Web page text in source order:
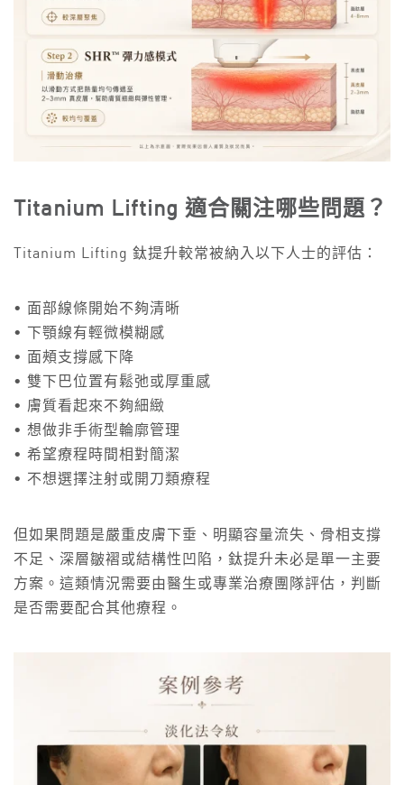
Titanium Lifting 適合關注哪些問題？
Titanium Lifting 鈦提升較常被納入以下人士的評估：
• 面部線條開始不夠清晰
• 下顎線有輕微模糊感
• 面頰支撐感下降
• 雙下巴位置有鬆弛或厚重感
• 膚質看起來不夠細緻
• 想做非手術型輪廓管理
• 希望療程時間相對簡潔
• 不想選擇注射或開刀類療程
但如果問題是嚴重皮膚下垂、明顯容量流失、骨相支撐
不足、深層皺褶或結構性凹陷，鈦提升未必是單一主要
方案。這類情況需要由醫生或專業治療團隊評估，判斷
是否需要配合其他療程。